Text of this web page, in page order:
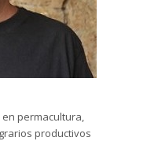
permacultura,
productivos